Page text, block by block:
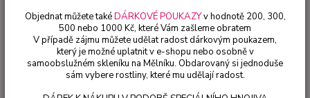
Objednat můžete takéDÁRKOVÉ POUKAZYv hodnotě 200, 300,
500 nebo 1000 Kč, které Vám zašleme obratem
V případě zájmu můžete udělat radost dárkovým poukazem,
který je možné uplatnit v e-shopu nebo osobně v
samoobslužném skleníku na Mělníku. Obdarovaný si jednoduše
sám vybere rostliny, které mu udělají radost.